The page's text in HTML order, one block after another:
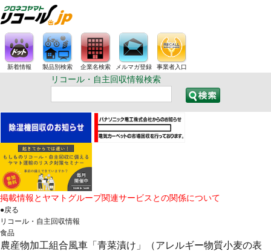
新着情報 製品別検索 企業名検索 メルマガ登録 事業者入口
リコール・自主回収情報検索
掲載情報とヤマトグループ関連サービスとの関係について
●戻る
リコール・自主回収情報
食品
農産物加工組合風車「青菜漬け」（アレルギー物質小麦の表